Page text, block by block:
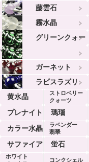
藤雲石
霧水晶
グリーンクォー
ツ
ガーネット
ラピスラズリ
黄水晶
ストロベリー
クォーツ
プレナイト
瑪瑙
カラー水晶
ラベンダー
翡翠
サファイア 蛍石
ホワイト
コンクシェル